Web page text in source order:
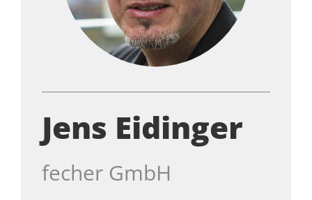
Jens Eidinger
fecher GmbH